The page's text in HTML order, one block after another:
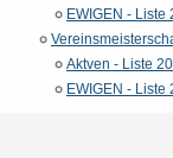
EWIGEN - Liste
Aktven - Liste
EWIGEN - Liste